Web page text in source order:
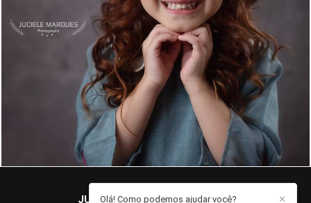
1322 82
JUCIELE MARQUES/ CONTATO ✕
Olá! Como podemos ajudar você?